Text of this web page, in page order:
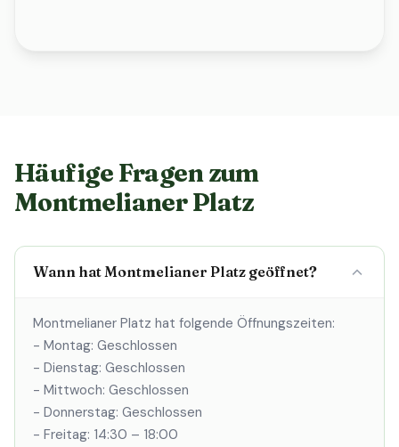
Häufige Fragen zum
Montmelianer Platz
Wann hat Montmelianer Platz geöffnet?
Montmelianer Platz hat folgende Öffnungszeiten:
- Montag: Geschlossen
- Dienstag: Geschlossen
- Mittwoch: Geschlossen
- Donnerstag: Geschlossen
- Freitag: 14:30 – 18:00